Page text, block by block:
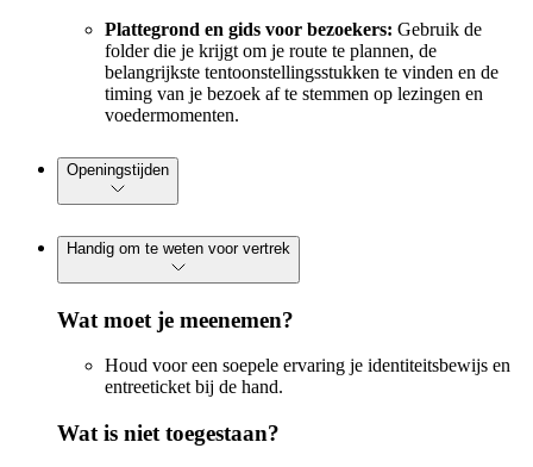
Plattegrond en gids voor bezoekers: Gebruik de
folder die je krijgt om je route te plannen, de
belangrijkste tentoonstellingsstukken te vinden en de
timing van je bezoek af te stemmen op lezingen en
voedermomenten.
Openingstijden
Handig om te weten voor vertrek
Wat moet je meenemen?
Houd voor een soepele ervaring je identiteitsbewijs en
entreeticket bij de hand.
Wat is niet toegestaan?